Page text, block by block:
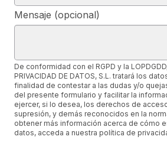
Mensaje (opcional)
De conformidad con el RGPD y la
PRIVACIDAD DE DATOS, S.L. tratará los
finalidad de contestar a las dudas y/o
del presente formulario y facilitar la
ejercer, si lo desea, los derechos de
supresión, y demás reconocidos en la
obtener más información acerca de cómo
datos, acceda a nuestra política de